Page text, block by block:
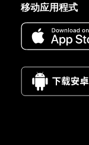
移动应用程式